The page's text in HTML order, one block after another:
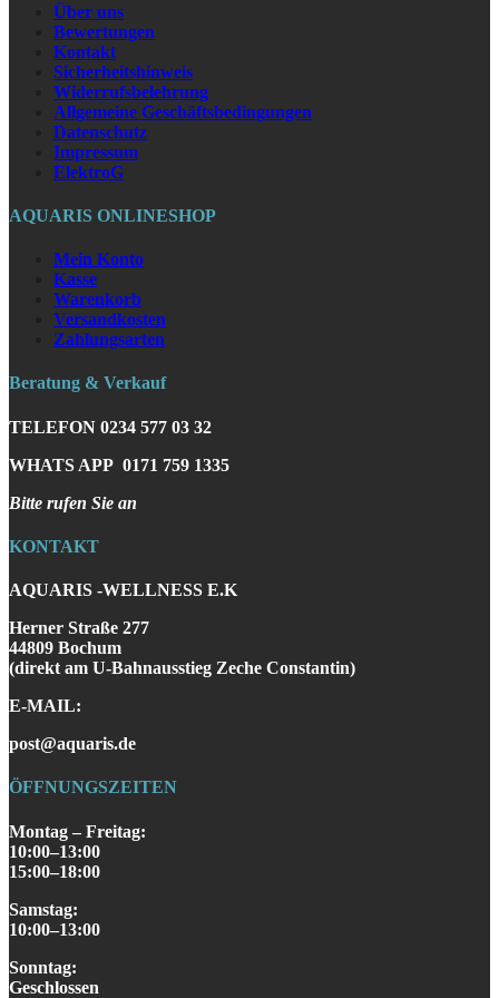
Über uns
Bewertungen
Kontakt
Sicherheitshinweis
Widerrufsbelehrung
Allgemeine Geschäftsbedingungen
Datenschutz
Impressum
ElektroG
AQUARIS ONLINESHOP
Mein Konto
Kasse
Warenkorb
Versandkosten
Zahlungsarten
Beratung & Verkauf
TELEFON 0234 577 03 32
WHATS APP 0171 759 1335
Bitte rufen Sie an
KONTAKT
AQUARIS -WELLNESS E.K
Herner Straße 277
44809 Bochum
(direkt am U-Bahnausstieg Zeche Constantin)
E-MAIL:
post@aquaris.de
ÖFFNUNGSZEITEN
Montag – Freitag:
10:00–13:00
15:00–18:00
Samstag:
10:00–13:00
Sonntag:
Geschlossen